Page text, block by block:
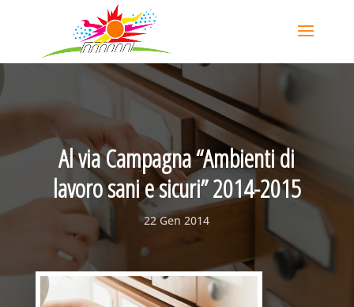
Al via Campagna “Ambienti di
lavoro sani e sicuri” 2014-2015
22 Gen 2014